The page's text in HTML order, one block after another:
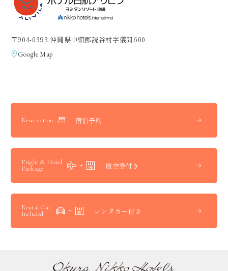
〒904-0393 沖縄県中頭郡読谷村字儀間600
Google Map
Reservation 宿泊予約
Fright & Hotel
Package
航空券付き
Rental Car
Included
レンタカー付き